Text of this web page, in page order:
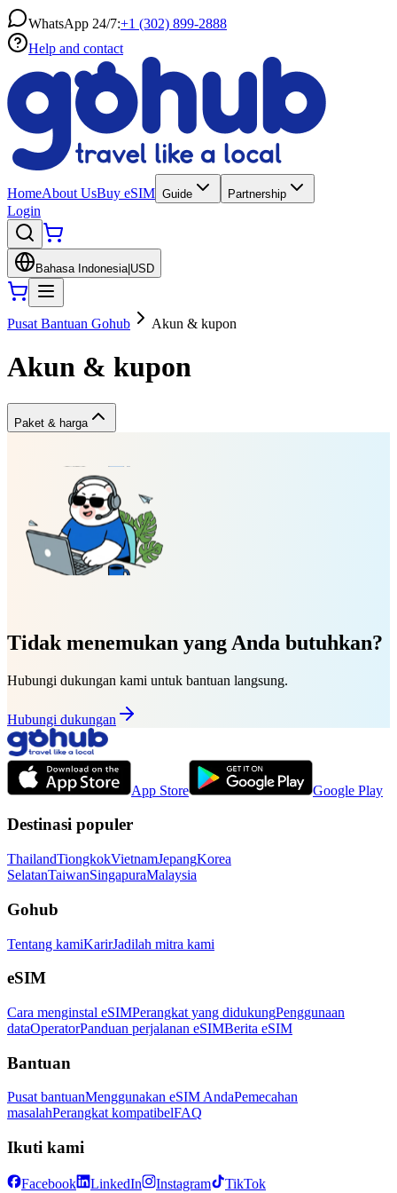
WhatsApp 24/7:+1 (302) 899-2888
Help and contact
HomeAbout UsBuy eSIM Guide Partnership
Login
Bahasa Indonesia| USD
Pusat Bantuan Gohub Akun & kupon
Akun & kupon
Paket & harga
Tidak menemukan yang Anda butuhkan?
Hubungi dukungan kami untuk bantuan langsung.
Hubungi dukungan
App Store Google Play
Destinasi populer
ThailandTiongkokVietnamJepangKorea
SelatanTaiwanSingapuraMalaysia
Gohub
Tentang kamiKarirJadilah mitra kami
eSIM
Cara menginstal eSIMPerangkat yang didukungPenggunaan
dataOperatorPanduan perjalanan eSIMBerita eSIM
Bantuan
Pusat bantuanMenggunakan eSIM AndaPemecahan
masalahPerangkat kompatibelFAQ
Ikuti kami
Facebook LinkedIn Instagram
TikTok